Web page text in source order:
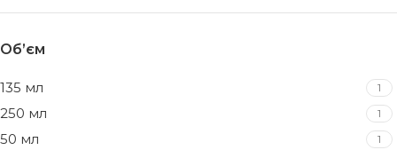
Об’єм
135 мл 1
250 мл 1
50 мл 1